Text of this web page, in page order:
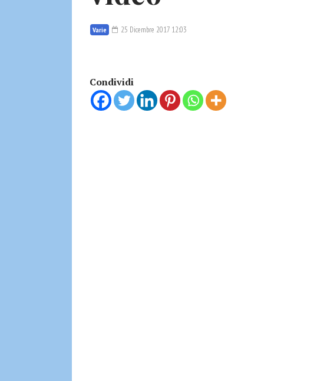
Varie 25 Dicembre 2017 12:03
Condividi